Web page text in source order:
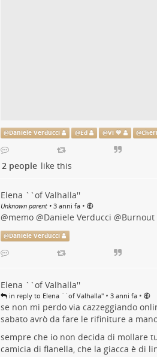
@Daniele Verducci @Ed @Vi 💙 @
2 people like this
Elena ``of Valhalla''
Unknown parent • 3 anni fa •
@memo @Daniele Verducci @Burnout
@Daniele Verducci
Elena ``of Valhalla''
in reply to Elena ``of Valhalla'' • 3 anni fa •
se non mi perdo via cazzeggiando
sabato avrò da fare le rifiniture a
sempre che io non decida di mollare
camicia di flanella, che la giacca è di